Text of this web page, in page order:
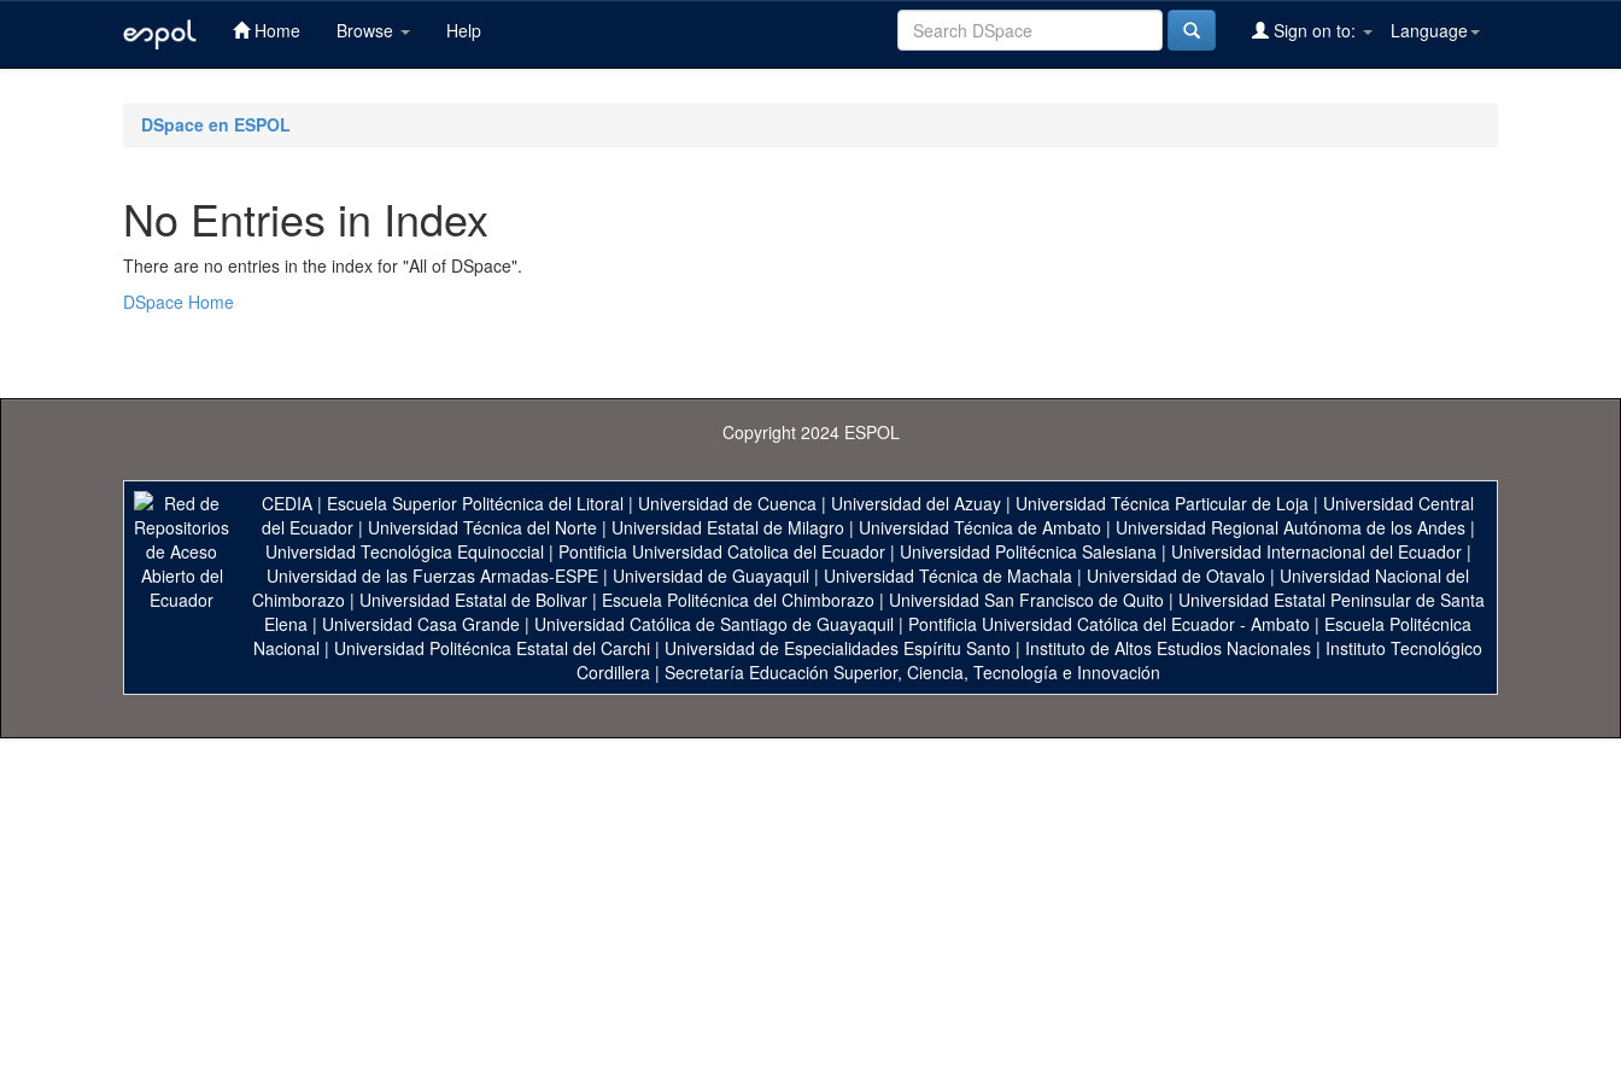
Home Browse Help Language
Sign on to:
DSpace en ESPOL
No Entries in Index
There are no entries in the index for "All of DSpace".
DSpace Home
Copyright 2024 ESPOL
CEDIA | Escuela Superior Politécnica del Litoral | Universidad de Cuenca | Universidad del Azuay | Universidad Técnica Particular de Loja | Universidad Central
del Ecuador| Universidad Técnica del Norte| Universidad Estatal de Milagro | Universidad Técnica de Ambato | Universidad Regional Autónoma de los Andes|
Universidad Tecnológica Equinoccial| Pontificia Universidad Catolica del Ecuador| Universidad Politécnica Salesiana| Universidad Internacional del Ecuador|
Universidad de las Fuerzas Armadas-ESPE | Universidad de Guayaquil | Universidad Técnica de Machala | Universidad de Otavalo | Universidad Nacional del
Chimborazo | Universidad Estatal de Bolivar| Escuela Politécnica del Chimborazo | Universidad San Francisco de Quito | Universidad Estatal Peninsular de Santa
Elena | Universidad Casa Grande | Universidad Católica de Santiago de Guayaquil | Pontificia Universidad Católica del Ecuador - Ambato | Escuela Politécnica
Nacional | Universidad Politécnica Estatal del Carchi | Universidad de Especialidades Espíritu Santo | Instituto de Altos Estudios Nacionales | Instituto Tecnológico
Cordillera| Secretaría Educación Superior, Ciencia, Tecnología e Innovación